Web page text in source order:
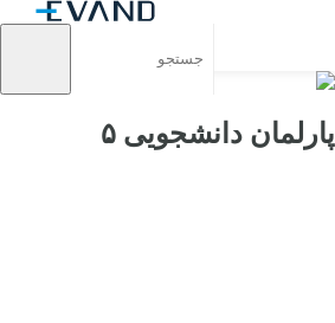
پارلمان دانشجویی ۵